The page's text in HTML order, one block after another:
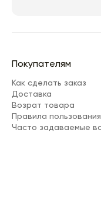
Покупателям
Как сделать заказ
Доставка
Возрат товара
Правила
Часто задаваемые